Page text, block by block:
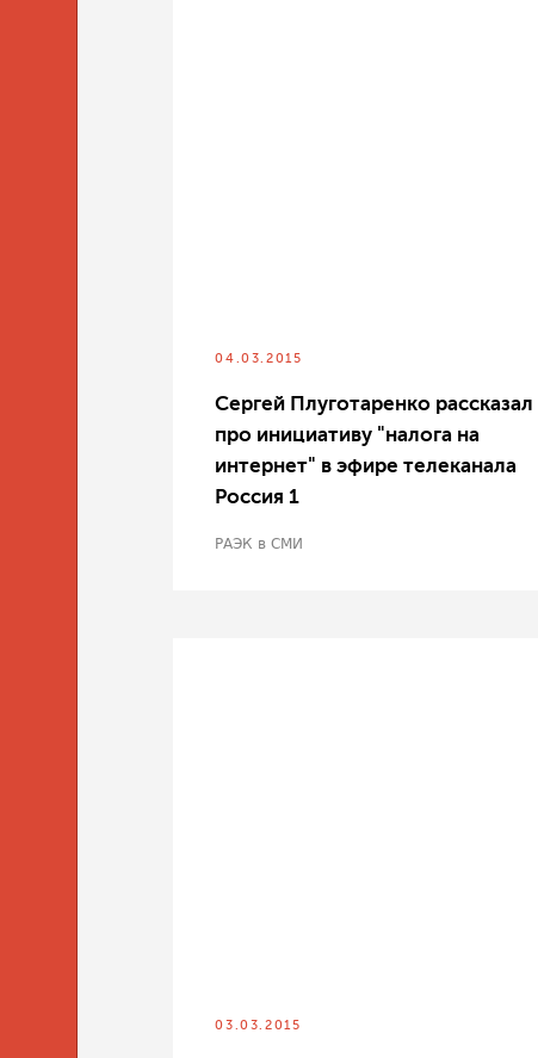
04.03.2015
Сергей Плуготаренко рассказал
про инициативу "налога на
интернет" в эфире телеканала
Россия 1
РАЭК в СМИ
03.03.2015